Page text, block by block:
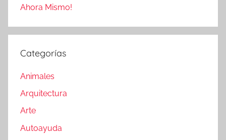
Ahora Mismo!
Categorías
Animales
Arquitectura
Arte
Autoayuda